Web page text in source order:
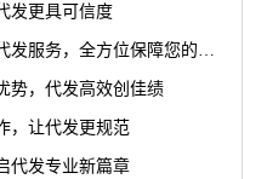
发更具可信度
定制礼品售后团队：专业贴心代发服务，全方位保障您的权益
势，代发高效创佳绩
，让代发更规范
代发专业新篇章